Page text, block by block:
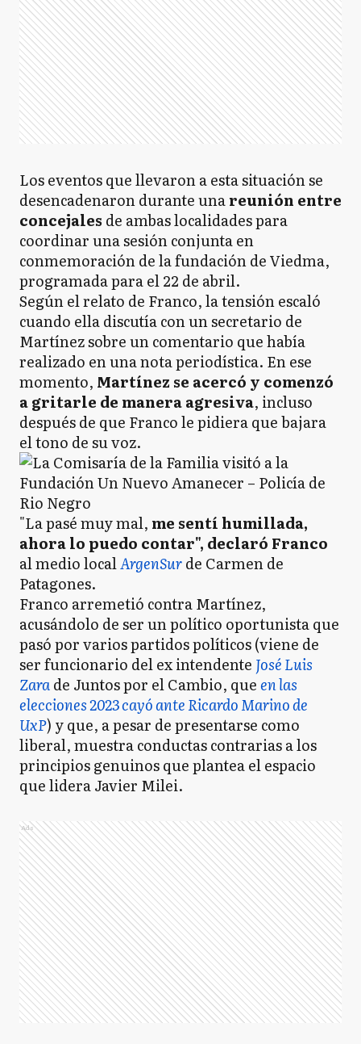
Los eventos que llevaron a esta situación se
desencadenaron durante unareunión entre
concejales de ambas localidades para
coordinar una sesión conjunta en
conmemoración de la fundación de Viedma,
programada para el 22 de abril.
Según el relato de Franco, la tensión escaló
cuando ella discutía con un secretario de
Martínez sobre un comentario que había
realizado en una nota periodística. En ese
momento, Martínez se acercó y comenzó
a gritarle de manera agresiva, incluso
después de que Franco le pidiera que bajara
el tono de su voz.
"La pasé muy mal, me sentí humillada,
ahora lo puedo contar", declaró Franco
al medio localArgenSurde Carmen de
Patagones.
Franco arremetió contra Martínez,
acusándolo de ser un político oportunista que
pasó por varios partidos políticos (viene de
ser funcionario del ex intendente José Luis
Zarade Juntos por el Cambio, queen las
elecciones 2023 cayó ante Ricardo Marino de
UxP) y que, a pesar de presentarse como
liberal, muestra conductas contrarias a los
principios genuinos que plantea el espacio
que lidera Javier Milei.
Ads